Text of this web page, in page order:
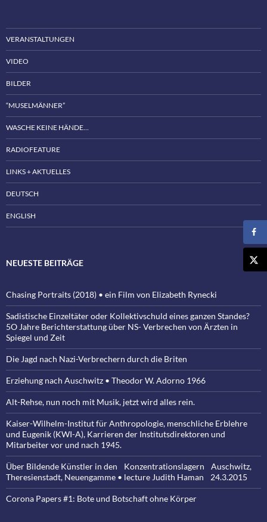
VERANSTALTUNGEN
VIDEO
BILDER
“MUSELMÄNNER”
WASCHE KEINE HÄNDE…
RADIOFEATURE
LINKS + AKTUELLES
DEUTSCH
ENGLISH
NEUESTE BEITRÄGE
Chasing Portraits (2018) • ein Film von Elizabeth Rynecki
Sadistische Einzeltäter oder Kollektivschuld eines ganzen Standes?
5O Jahre Berichterstattung über NS- Verbrechen von Ärzten in
Spiegel und Zeit
Die Jagd nach Nazi-Verbrechern durch die Briten
Erziehung nach Auschwitz • Theodor W. Adorno 1966
Alt-Rehse, nun noch mit Musik, jetzt wird alles rein.
Kaiser-Wilhelm-Institut für Anthropologie, menschliche Erblehre
und Eugenik (KWI-A), Karrieren der Institutsdirektoren und
Mitarbeiter vor und nach 1945.
Über Bildende Künstler in den Konzentrationslagern Auschwitz,
Theresienstadt, Neuengamme • lecture Judith Haman 24.3.2015
Corona Papers #1: Bote und Botschaft ohne Körper